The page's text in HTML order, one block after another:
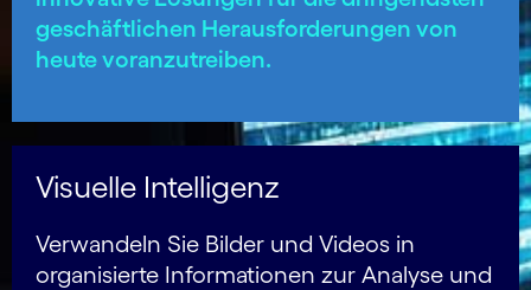
geschäftlichen Herausforderungen von
heute voranzutreiben.
Visuelle Intelligenz
Verwandeln Sie Bilder und Videos in
organisierte Informationen zur Analyse und